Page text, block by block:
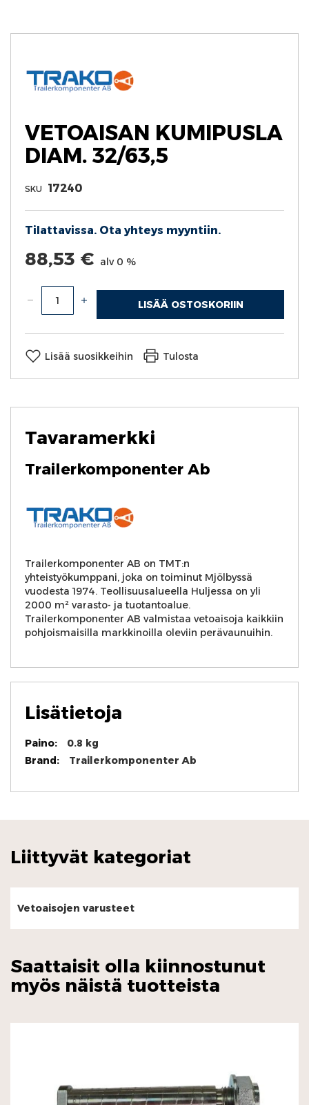
images
VETOAISAN KUMIPUSLA
DIAM. 32/63,5
SKU 17240
LISÄÄ OSTOSKORIIN
88,53 € alv 0 %
Tilattavissa. Ota yhteys myyntiin.
Lisää suosikkeihin Tulosta
Lisätietoja
Lisätietoja0.8 kg
Trailerkomponenter Ab
Tavaramerkki
Trailerkomponenter Ab
Trailerkomponenter AB on TMT:n
yhteistyökumppani, joka on toiminut Mjölbyssä
vuodesta 1974. Teollisuusalueella Huljessa on yli
2000 m² varasto- ja tuotantoalue.
Trailerkomponenter AB valmistaa vetoaisoja kaikkiin
pohjoismaisilla markkinoilla oleviin perävaunuihin.
Liittyvät kategoriat
Vetoaisojen varusteet
Saattaisit olla kiinnostunut
myös näistä tuotteista